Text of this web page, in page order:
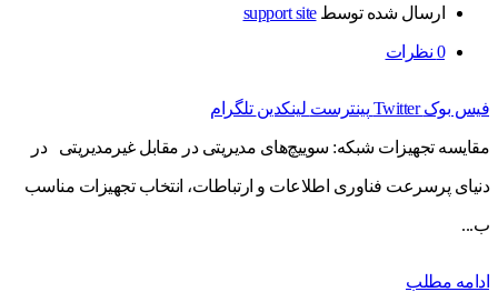
ارسال شده توسطsupport site
0 نظرات
فیس بوک Twitter پینترست لینکدین تلگرام
مقایسه تجهیزات شبکه: سوییچ‌های مدیریتی در مقابل غیرمدیریتی در
دنیای پرسرعت فناوری اطلاعات و ارتباطات، انتخاب تجهیزات مناسب
ب...
ادامه مطلب